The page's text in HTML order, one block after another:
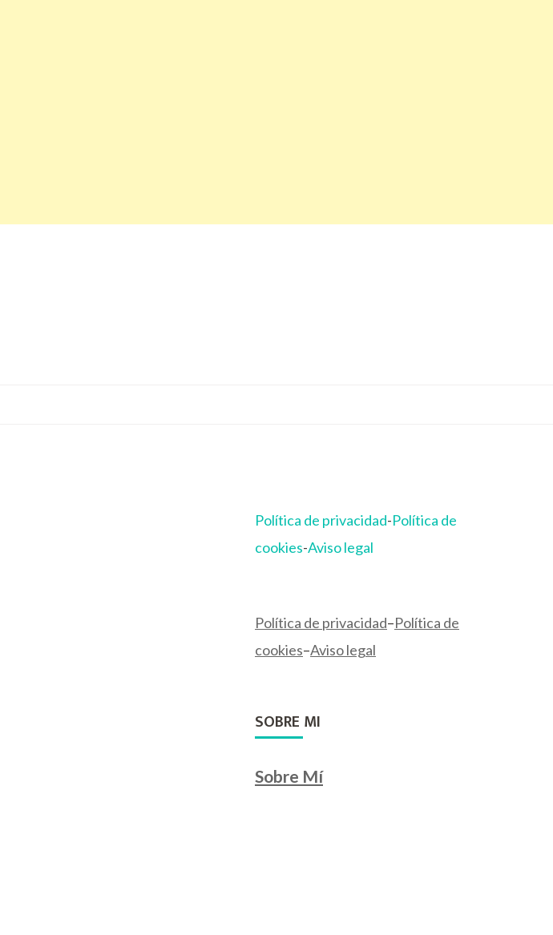
Política de privacidad-Política de
cookies-Aviso legal
Política de privacidad–Política de
cookies–Aviso legal
SOBRE MI
Sobre Mí